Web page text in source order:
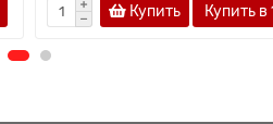
Купить Купить в